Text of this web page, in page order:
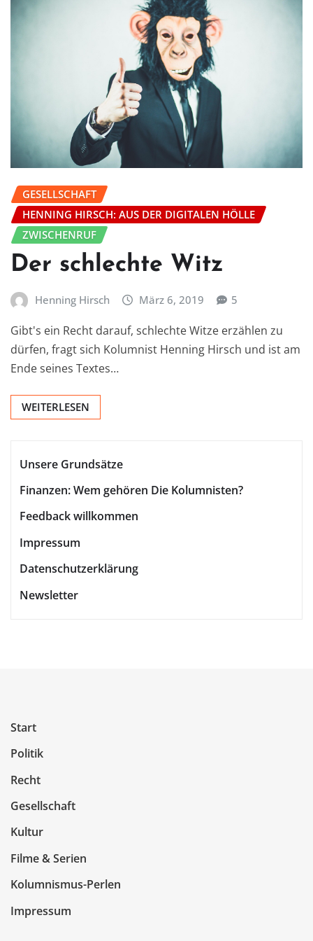
GESELLSCHAFT
HENNING HIRSCH: AUS DER DIGITALEN HÖLLE
ZWISCHENRUF
Der schlechte Witz
Henning Hirsch März 6, 2019 5
Gibt's ein Recht darauf, schlechte Witze erzählen zu
dürfen, fragt sich Kolumnist Henning Hirsch und ist am
Ende seines Textes…
WEITERLESEN
Unsere Grundsätze
Finanzen: Wem gehören Die Kolumnisten?
Feedback willkommen
Impressum
Datenschutzerklärung
Newsletter
Start
Politik
Recht
Gesellschaft
Kultur
Filme & Serien
Kolumnismus-Perlen
Impressum